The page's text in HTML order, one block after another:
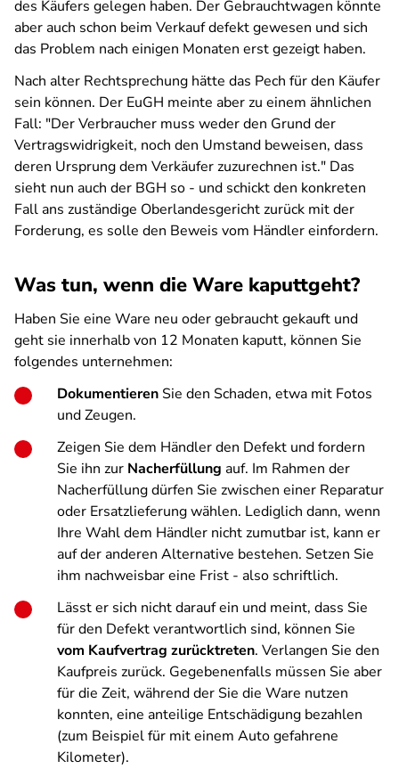
des Käufers gelegen haben. Der Gebrauchtwagen könnte
aber auch schon beim Verkauf defekt gewesen und sich
das Problem nach einigen Monaten erst gezeigt haben.
Nach alter Rechtsprechung hätte das Pech für den Käufer
sein können. Der EuGH meinte aber zu einem ähnlichen
Fall: "Der Verbraucher muss weder den Grund der
Vertragswidrigkeit, noch den Umstand beweisen, dass
deren Ursprung dem Verkäufer zuzurechnen ist." Das
sieht nun auch der BGH so - und schickt den konkreten
Fall ans zuständige Oberlandesgericht zurück mit der
Forderung, es solle den Beweis vom Händler einfordern.
Was tun, wenn die Ware kaputtgeht?
Haben Sie eine Ware neu oder gebraucht gekauft und
geht sie innerhalb von 12 Monaten kaputt, können Sie
folgendes unternehmen:
Dokumentieren Sie den Schaden, etwa mit Fotos
und Zeugen.
Zeigen Sie dem Händler den Defekt und fordern
Sie ihn zur Nacherfüllung auf. Im Rahmen der
Nacherfüllung dürfen Sie zwischen einer Reparatur
oder Ersatzlieferung wählen. Lediglich dann, wenn
Ihre Wahl dem Händler nicht zumutbar ist, kann er
auf der anderen Alternative bestehen. Setzen Sie
ihm nachweisbar eine Frist - also schriftlich.
Lässt er sich nicht darauf ein und meint, dass Sie
für den Defekt verantwortlich sind, können Sie
vom Kaufvertrag zurücktreten. Verlangen Sie den
Kaufpreis zurück. Gegebenenfalls müssen Sie aber
für die Zeit, während der Sie die Ware nutzen
konnten, eine anteilige Entschädigung bezahlen
(zum Beispiel für mit einem Auto gefahrene
Kilometer).